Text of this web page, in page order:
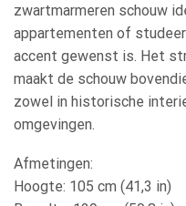
zwartmarmeren schouw
appartementen of
accent gewenst is. Het
maakt de schouw
zowel in historische
omgevingen.
Afmetingen:
Hoogte: 105 cm (41,3 in)